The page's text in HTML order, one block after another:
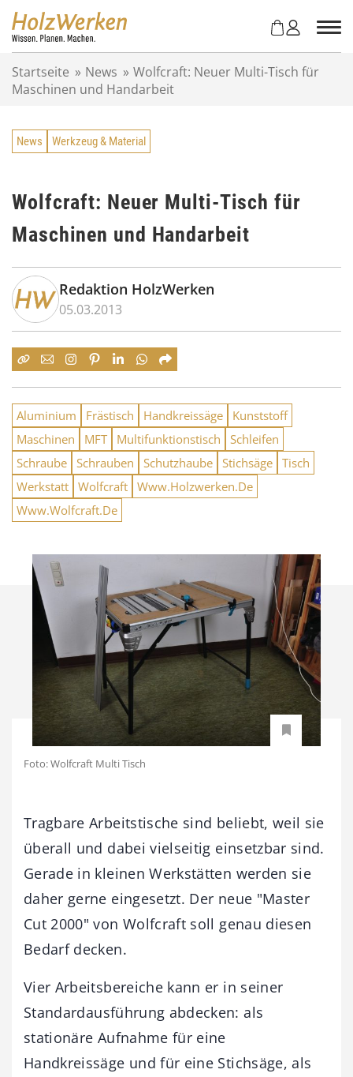
Startseite » News » Wolfcraft: Neuer Multi-Tisch für
Maschinen und Handarbeit
News Werkzeug & Material
Wolfcraft: Neuer Multi-Tisch für
Maschinen und Handarbeit
Redaktion HolzWerken
05.03.2013
Aluminium Frästisch Handkreissäge
Kunststoff
Maschinen
MFT Multifunktionstisch
Schleifen
Schraube Schrauben Schutzhaube Stichsäge Tisch
Werkstatt Wolfcraft Www.Holzwerken.De
Www.Wolfcraft.De
Foto: Wolfcraft Multi Tisch
Tragbare Arbeitstische sind beliebt, weil sie
überall und dabei vielseitig einsetzbar sind.
Gerade in kleinen Werkstätten werden sie
daher gerne eingesetzt. Der neue "Master
Cut 2000" von Wolfcraft soll genau diesen
Bedarf decken.
Vier Arbeitsbereiche kann er in seiner
Standardausführung ab­decken: als
stationäre Aufnahme für eine
Handkreissäge und für eine Stichsäge, als